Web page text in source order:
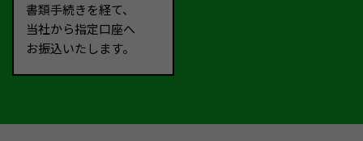
書類手続きを経て、
当社から指定口座へ
お振込いたします。